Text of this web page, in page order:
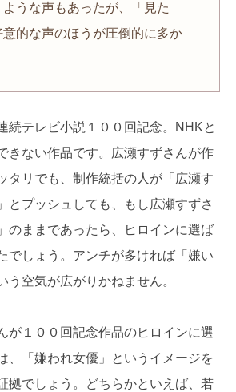
うな声もあったが、「見た
的な声のほうが圧倒的に多か
続テレビ小説１００回記念。NHKと
きない作品です。広瀬すずさんが作
タリでも、制作統括の人が「広瀬す
とプッシュしても、もし広瀬すずさ
のままであったら、ヒロインに選ば
でしょう。アンチが多ければ「嫌い
う空気が広がりかねません。
が１００回記念作品のヒロインに選
、「嫌われ女優」というイメージを
拠でしょう。どちらかといえば、若